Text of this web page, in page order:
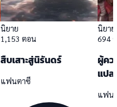
นิยาย
1,153 ตอน
สืบเสาะสู่นิรันดร์
แฟนตาซี
นิยาย
694
ผู้คว
แปล
แฟน